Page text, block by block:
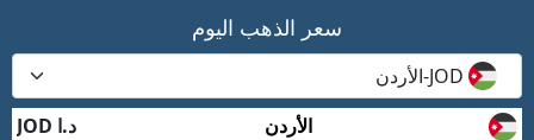
سعر الذهب اليوم
JOD-الأردن
الأردن
JOD د.ا